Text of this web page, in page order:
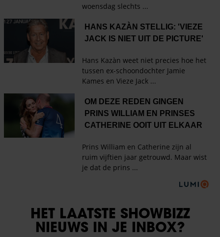
HET LAATSTE SHOWBIZZ
NIEUWS IN JE INBOX?